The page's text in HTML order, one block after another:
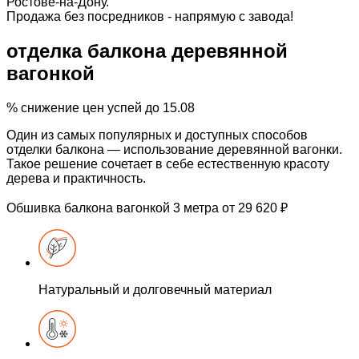
Продажа без посредников - напрямую с завода!
отделка балкона деревянной
вагонкой
% снижение цен успей до 15.08
Один из самых популярных и доступных способов
отделки балкона — использование деревянной вагонки.
Такое решение сочетает в себе естественную красоту
дерева и практичность.
Обшивка балкона вагонкой 3 метра от 29 620 ₽
Натуральный и долговечный материал